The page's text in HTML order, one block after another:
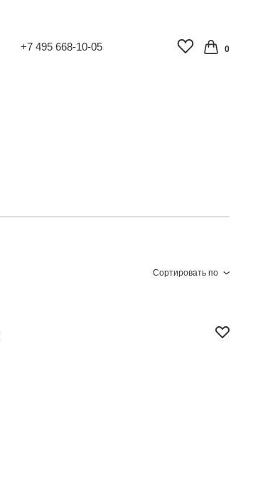
+7 495 668-10-05 0
Сортировать по